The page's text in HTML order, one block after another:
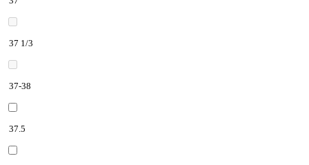
37 1/3
37-38
37.5